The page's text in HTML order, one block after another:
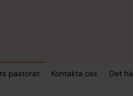
pastorat Kontakta oss Det